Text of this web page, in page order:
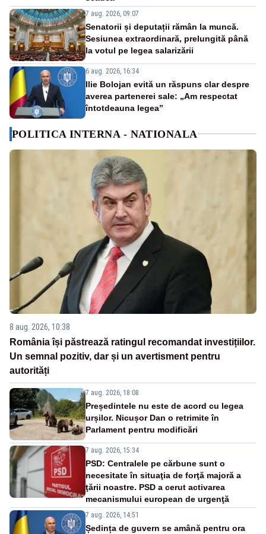
7 aug. 2026, 09:07
Senatorii și deputații rămân la muncă.
Sesiunea extraordinară, prelungită până
la votul pe legea salarizării
6 aug. 2026, 16:34
Ilie Bolojan evită un răspuns clar despre
averea partenerei sale: „Am respectat
întotdeauna legea”
POLITICA INTERNA - NATIONALA
8 aug. 2026, 10:38
România își păstrează ratingul recomandat investițiilor.
Un semnal pozitiv, dar și un avertisment pentru
autorități
7 aug. 2026, 18:08
Președintele nu este de acord cu legea
urșilor. Nicușor Dan o retrimite în
Parlament pentru modificări
7 aug. 2026, 15:34
PSD: Centralele pe cărbune sunt o
necesitate în situaţia de forţă majoră a
ţării noastre. PSD a cerut activarea
mecanismului european de urgenţă
7 aug. 2026, 14:51
Ședința de guvern se amână pentru ora